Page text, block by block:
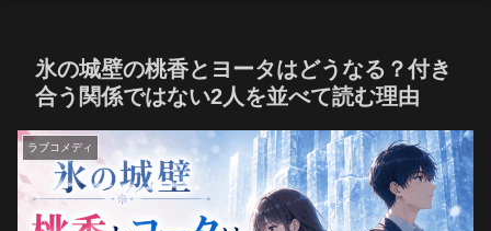
氷の城壁の桃香とヨータはどうなる？付き
合う関係ではない2人を並べて読む理由
ラブコメディ